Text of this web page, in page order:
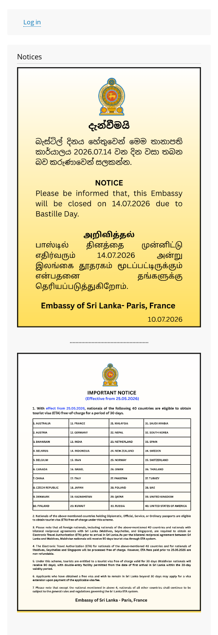
User
account
Log in
Notices
......................................................